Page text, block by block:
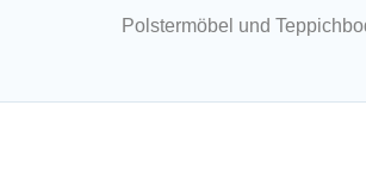
Polstermöbel und